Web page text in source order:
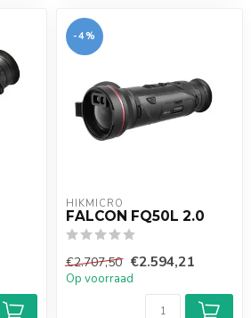
-4%
HIKMICRO
FALCON FQ50L 2.0
€2.707,50 €2.594,21
Op voorraad